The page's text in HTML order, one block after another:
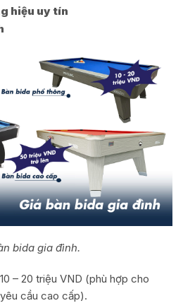
hiệu uy tín
bida gia đình.
10 – 20 triệu VND (phù hợp cho
cầu cao cấp).